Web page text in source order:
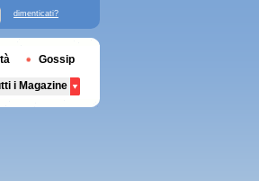
dimenticati?
Gossip
i Magazine